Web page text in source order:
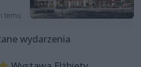
temu
wydarzenia